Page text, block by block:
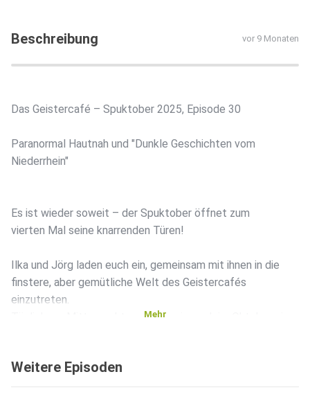
Beschreibung vor 9 Monaten
Das Geistercafé – Spuktober 2025, Episode 30
Paranormal Hautnah und "Dunkle Geschichten vom
Niederrhein"
Es ist wieder soweit – der Spuktober öffnet zum
vierten Mal seine knarrenden Türen!
Ilka und Jörg laden euch ein, gemeinsam mit ihnen in die
finstere, aber gemütliche Welt des Geistercafés
einzutreten.
Täglich um Mitternacht servieren sie euch im Oktober eine
schön,
Mehr
Weitere Episoden